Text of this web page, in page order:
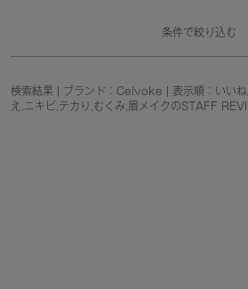
条件で絞り込む
検索結果 | ブランド：Celvoke | 表示順：いいね
え,ニキビ,テカり,むくみ,眉メイクのSTAFF